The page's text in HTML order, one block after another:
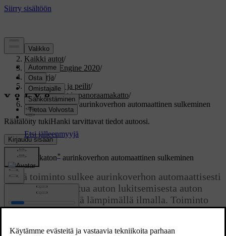
Tuki/
Kaikki autot/
V60 Twin Engine 2020/
Ohjekirja/
Ikkunat, lasit ja peilit/
Sivuikkunat ja panoraamakatto/
Panoraamakaton aurinkoverhon automaattinen sulkeminen
Räätälöity tukiHanki tarvittavat tiedot autoosi.
Kirjaudu sisään
Panoraamakaton* aurinkoverhon automaattinen sulkeminen
Tämä toiminto sulkee aurinkoverhon automaattisesti
15 minuutinkuluttua auton lukitsemisesta auton
ollessa pysäköitynä lämpimällä ilmalla. Toiminto
laskee matkustamon lämpötilaa ja suojaa auton